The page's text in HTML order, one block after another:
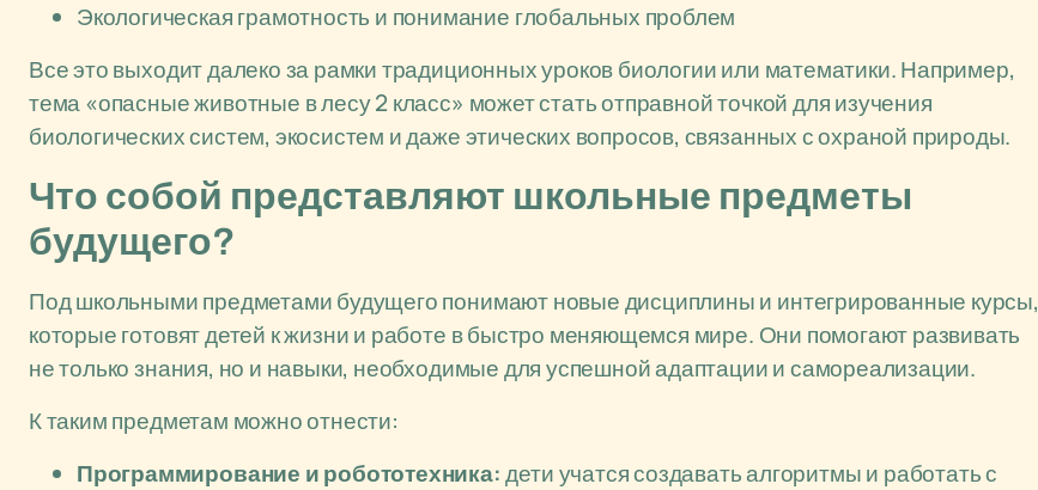
Экологическая грамотность и понимание глобальных проблем
Все это выходит далеко за рамки традиционных уроков биологии или математики. Например,
тема «опасные животные в лесу 2 класс» может стать отправной точкой для изучения
биологических систем, экосистем и даже этических вопросов, связанных с охраной природы.
Что собой представляют школьные предметы
будущего?
Под школьными предметами будущего понимают новые дисциплины и интегрированные курсы,
которые готовят детей к жизни и работе в быстро меняющемся мире. Они помогают развивать
не только знания, но и навыки, необходимые для успешной адаптации и самореализации.
К таким предметам можно отнести:
Программирование и робототехника:дети учатся создавать алгоритмы и работать с